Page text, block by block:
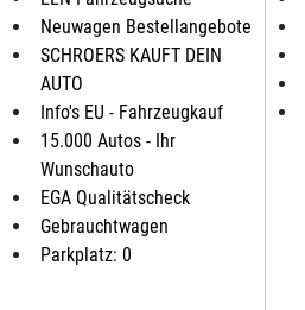
Neuwagen Bestellangebote
SCHROERS KAUFT DEIN
AUTO
Info's EU - Fahrzeugkauf
15.000 Autos - Ihr
Wunschauto
EGA Qualitätscheck
Gebrauchtwagen
Parkplatz: 0